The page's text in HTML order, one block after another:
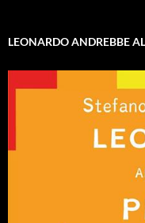
LEONARDO ANDREBBE